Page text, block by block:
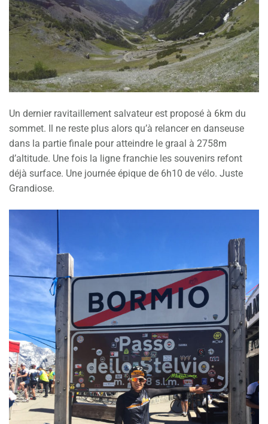
Un dernier ravitaillement salvateur est proposé à 6km du
sommet. Il ne reste plus alors qu’à relancer en danseuse
dans la partie finale pour atteindre le graal à 2758m
d’altitude. Une fois la ligne franchie les souvenirs refont
déjà surface. Une journée épique de 6h10 de vélo. Juste
Grandiose.